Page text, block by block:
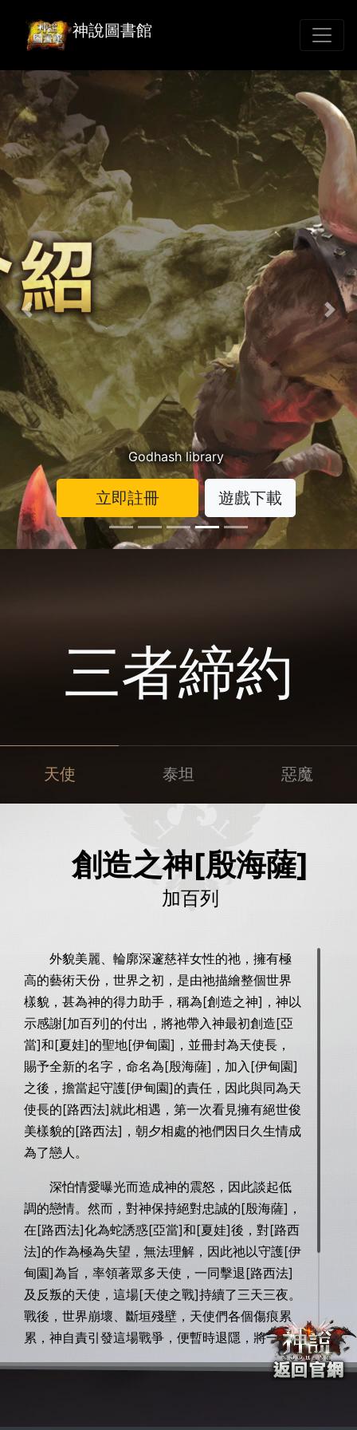
神說圖書館
Godhash library
立即註冊 遊戲下載
Previous Next
三者締約
天使 泰坦 惡魔
創造之神[殷海薩]
加百列
外貌美麗、輪廓深邃慈祥女性的祂，擁有極
高的藝術天份，世界之初，是由祂描繪整個世界
樣貌，甚為神的得力助手，稱為[創造之神]，神以
示感謝[加百列]的付出，將祂帶入神最初創造[亞
當]和[夏娃]的聖地[伊甸園]，並冊封為天使長，
賜予全新的名字，命名為[殷海薩]，加入[伊甸園]
之後，擔當起守護[伊甸園]的責任，因此與同為天
使長的[路西法]就此相遇，第一次看見擁有絕世俊
美樣貌的[路西法]，朝夕相處的祂們因日久生情成
為了戀人。
深怕情愛曝光而造成神的震怒，因此談起低
調的戀情。然而，對神保持絕對忠誠的[殷海薩]，
在[路西法]化為蛇誘惑[亞當]和[夏娃]後，對[路西
法]的作為極為失望，無法理解，因此祂以守護[伊
甸園]為旨，率領著眾多天使，一同擊退[路西法]
及反叛的天使，這場[天使之戰]持續了三天三夜。
戰後，世界崩壞、斷垣殘壁，天使們各個傷痕累
累，神自責引發這場戰爭，便暫時退隱，將一切
主導與責任全權交付於[殷海薩]。